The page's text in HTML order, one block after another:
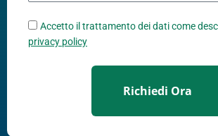
Accetto il trattamento dei dati come
privacy policy
Richiedi Ora